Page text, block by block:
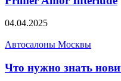
04.04.2025
Автосалоны Москвы
Что нужно знать